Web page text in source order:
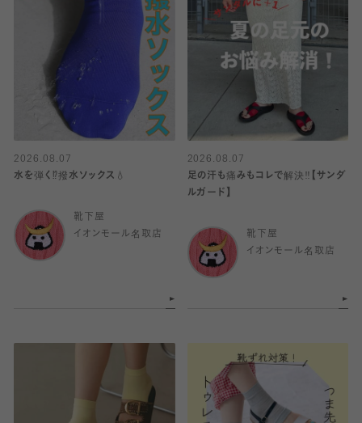
2026.08.07
水を弾く⁉️撥水ソックス💧
靴下屋
イオンモール名取店
2026.08.07
足の汗も痛みもコレで解決‼️【サンダ
ルガード】
靴下屋
イオンモール名取店